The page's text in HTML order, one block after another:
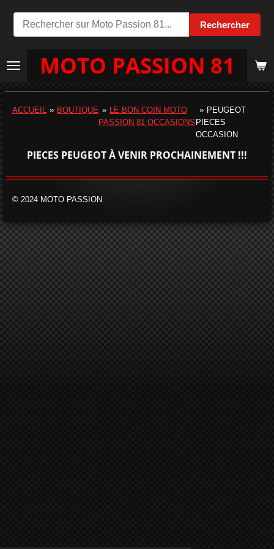
Rechercher
Passer
au
principal
MOTO PASSION 81
ACCUEIL » BOUTIQUE » LE BON COIN MOTO
PASSION 81 OCCASIONS
» PEUGEOT
PIECES
OCCASION
PIECES PEUGEOT À VENIR PROCHAINEMENT !!!
© 2024 MOTO PASSION